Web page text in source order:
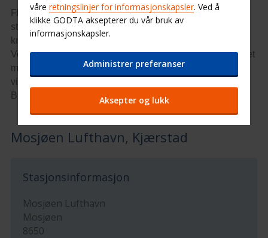
Flyplassen, Nordlandsbanen, E6 og en av Nord-Norges
største havner gjør Mosjøen til det geografiske
knutepunktet i Helgeland. Byen ligger innerst i
Vefsnfjorden, og på sørvestsiden av fjorden ruver Øyfjellet
med sine 818 meter over havet. Helgelandskysten er
viden kjent for sin vakre natur, og med leiebil fra Budget
Bilutleie Mosjøen lufthavn får du med deg mye.
Mosjøen Lufthavn, Kjærstad
Stasjonsinformasjon
Mosjøen Lufthavn
Mosjøen
8650
våre retningslinjer for informasjonskapsler. Ved å
klikke GODTA aksepterer du vår bruk av
informasjonskapsler.
Administrer preferanser
Aksepter og lukk